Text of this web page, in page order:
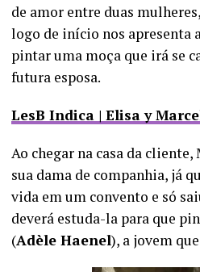
de amor entre duas
logo de início nos apresenta
pintar uma moça que irá se
futura esposa.
LesB Indica | Elisa y
Ao chegar na casa da
sua dama de companhia, já
vida em um convento e só
deverá estuda-la para que
(Adèle Haenel), a jovem